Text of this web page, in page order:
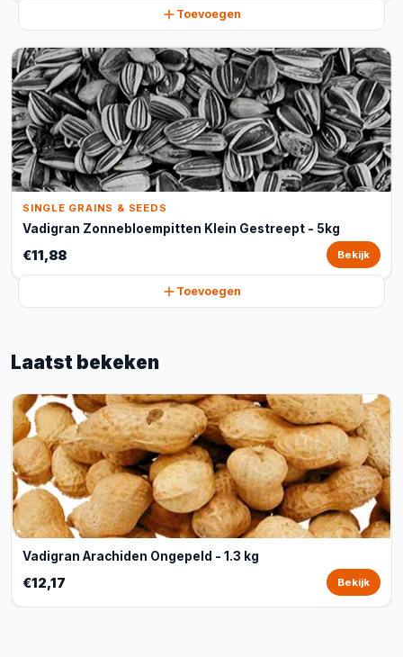
Toevoegen
SINGLE GRAINS & SEEDS
Vadigran Zonnebloempitten Klein Gestreept - 5kg
€11,88 Bekijk
Toevoegen
Laatst bekeken
Vadigran Arachiden Ongepeld - 1.3 kg
€12,17 Bekijk